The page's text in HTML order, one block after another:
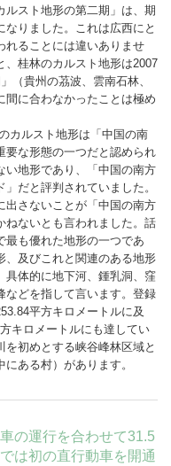
ルスト地形の第二期」は、期
りました。これは広西にと
れることには違いありませ
、桂林のカルスト地形は2007
（貴州の茘波、雲南石林、
間に合わなかったことは極め
カルスト地形は「中国の南
要な形態の一つだと認められ
い地形であり、「中国の南方
だと評判されていました。
出さないことが「中国の南方
ねないとも言われました。話
最も優れた地形の一つであ
、及びこれと関連のある地形
具体的に地下河、鍾乳洞、窪
などを指して言います。登録
平方キロメートルに及
キロメートルにも達してい
を初めとする峡谷峰林区域と
ある村）があります。
の運行を合わせて31.5
は初の直行動車を開通